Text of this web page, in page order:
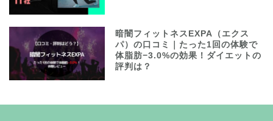
暗闇フィットネスEXPA（エクス
パ）の口コミ｜たった1回の体験で
体脂肪−3.0%の効果！ダイエットの
評判は？